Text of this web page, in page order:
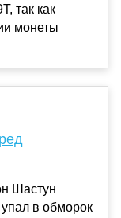
так как
монеты
Шастун
упал в обморок